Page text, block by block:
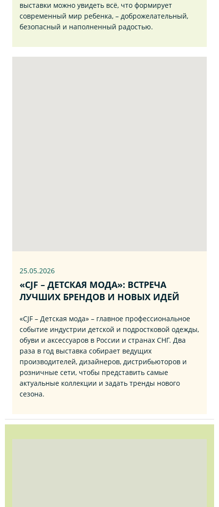
выставки можно увидеть всё, что формирует
современный мир ребенка, – доброжелательный,
безопасный и наполненный радостью.
25.05.2026
«CJF – ДЕТСКАЯ МОДА»: ВСТРЕЧА
ЛУЧШИХ БРЕНДОВ И НОВЫХ ИДЕЙ
«CJF – Детская мода» – главное профессиональное
событие индустрии детской и подростковой одежды,
обуви и аксессуаров в России и странах СНГ. Два
раза в год выставка собирает ведущих
производителей, дизайнеров, дистрибьюторов и
розничные сети, чтобы представить самые
актуальные коллекции и задать тренды нового
сезона.